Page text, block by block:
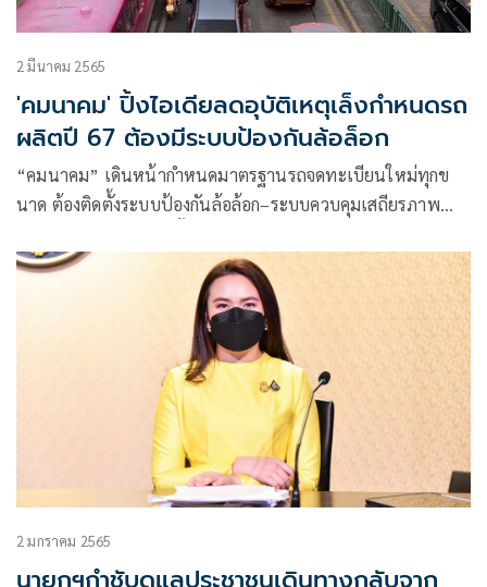
2 มีนาคม 2565
'คมนาคม' ปิ้งไอเดียลดอุบัติเหตุเล็งกำหนดรถ
ผลิตปี 67 ต้องมีระบบป้องกันล้อล็อก
“คมนาคม” เดินหน้ากำหนดมาตรฐานรถจดทะเบียนใหม่ทุกข
นาด ต้องติดตั้งระบบป้องกันล้อล้อก–ระบบควบคุมเสถียรภาพ
ปลอดภัย สอดคล้องมาตรฐานสากลภายในปี 73
2 มกราคม 2565
นายกฯกำชับดูแลประชาชนเดินทางกลับจาก